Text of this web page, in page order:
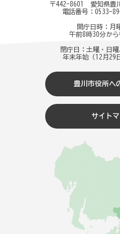
〒442-8601 愛知県豊
電話番号： 0533-
開庁日時：月
午前8時30分か
閉庁日：土曜・日曜
年末年始（12月29
豊川市役所へ
サイト